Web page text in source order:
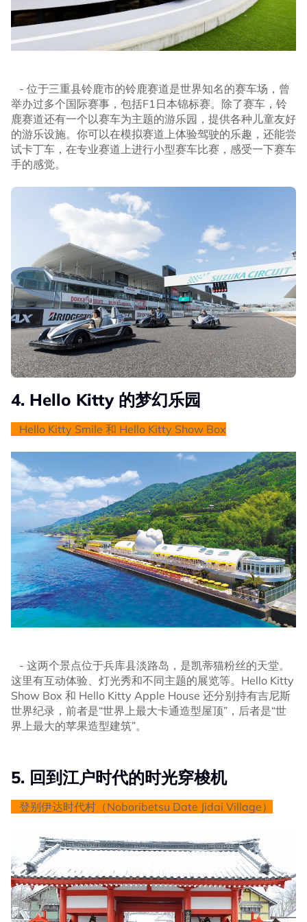
- 位于三重县铃鹿市的铃鹿赛道是世界知名的赛车场，曾
举办过多个国际赛事，包括F1日本锦标赛。除了赛车，铃
鹿赛道还有一个以赛车为主题的游乐园，提供各种儿童友好
的游乐设施。你可以在模拟赛道上体验驾驶的乐趣，还能尝
试卡丁车，在专业赛道上进行小型赛车比赛，感受一下赛车
手的感觉。
4. Hello Kitty 的梦幻乐园
Hello Kitty Smile 和 Hello Kitty Show Box
- 这两个景点位于兵库县淡路岛，是凯蒂猫粉丝的天堂。
这里有互动体验、灯光秀和不同主题的展览等。Hello Kitty
Show Box 和 Hello Kitty Apple House 还分别持有吉尼斯
世界纪录，前者是“世界上最大卡通造型屋顶”，后者是“世
界上最大的苹果造型建筑”。
5. 回到江户时代的时光穿梭机
登别伊达时代村（Noboribetsu Date Jidai Village）